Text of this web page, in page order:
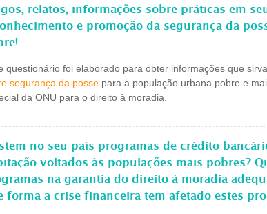
relatos, informações sobre práticas em
e promoção da segurança da
questionário foi elaborado para obter informações que
segurança da posse para a população urbana pobre e
da ONU para o direito à moradia.
no seu país programas de crédito
voltados às populações mais pobres?
na garantia do direito à moradia
forma a crise financeira tem afetado estes